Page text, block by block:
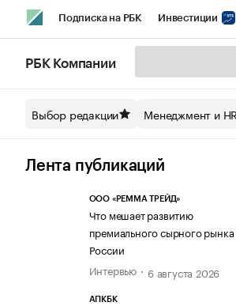
Подписка на РБК Инвестиции
Спецпроекты СПб
Технологии и медиа
РБК Компании
Выбор редакции Менеджмент и HR
Лента публикаций
ООО «РЕММА ТРЕЙД»
Что мешает развитию
премиального сырного рынка
России
Интервью
6 августа 2026
АПКБК